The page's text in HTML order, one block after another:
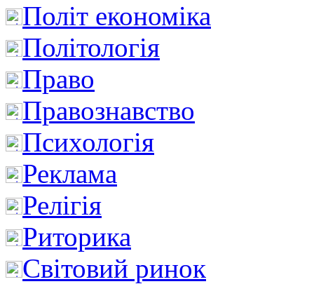
Політ економіка
Політологія
Право
Правознавство
Психологія
Реклама
Релігія
Риторика
Світовий ринок